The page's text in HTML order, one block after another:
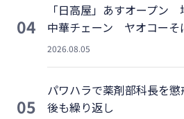
04
「日高屋」あすオープン
中華チェーン ヤオコーそ
2026.08.05
05
パワハラで薬剤部科長を
後も繰り返し